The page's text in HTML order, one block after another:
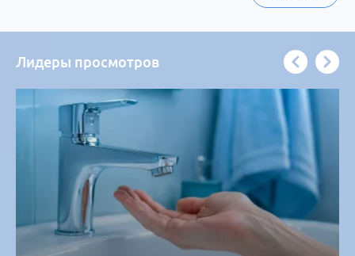
Лидеры просмотров